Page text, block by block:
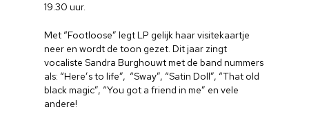
19.30 uur.
Met “Footloose” legt LP gelijk haar visitekaartje
neer en wordt de toon gezet. Dit jaar zingt
vocaliste Sandra Burghouwt met de band nummers
als: “Here’s to life”, “Sway”, “Satin Doll”, “That old
black magic”, “You got a friend in me” en vele
andere!